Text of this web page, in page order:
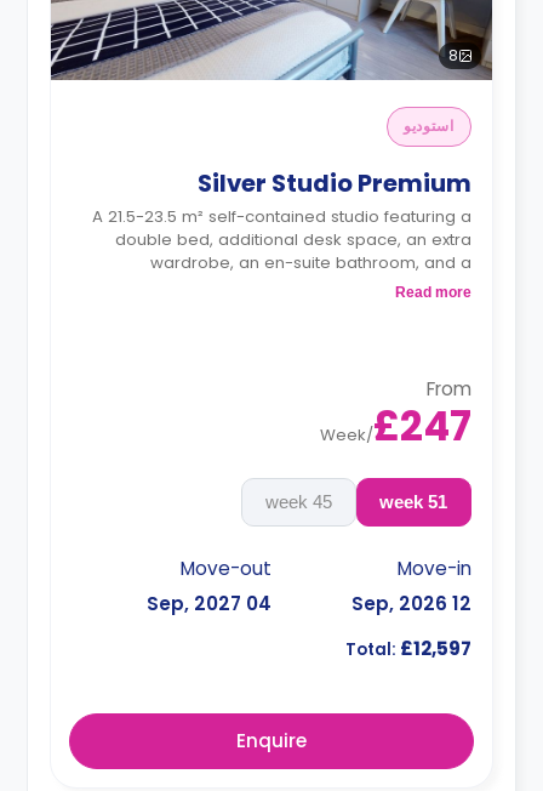
8
استوديو
Silver Studio Premium
A 21.5-23.5 m² self-contained studio featuring a
double bed, additional desk space, an extra
wardrobe, an en-suite bathroom, and a
kitchenette.
Read more
From
£247
/
Week
51 week
45 week
Move-in
12 Sep, 2026
Move-out
04 Sep, 2027
Total: £12,597
Enquire